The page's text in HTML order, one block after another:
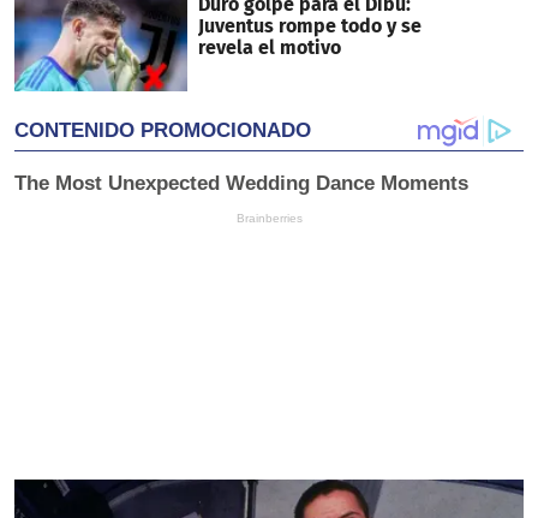
Duro golpe para el Dibu:
Juventus rompe todo y se
revela el motivo